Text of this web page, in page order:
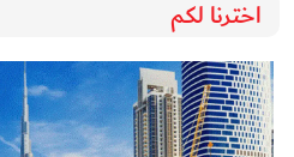
اخترنا لكم